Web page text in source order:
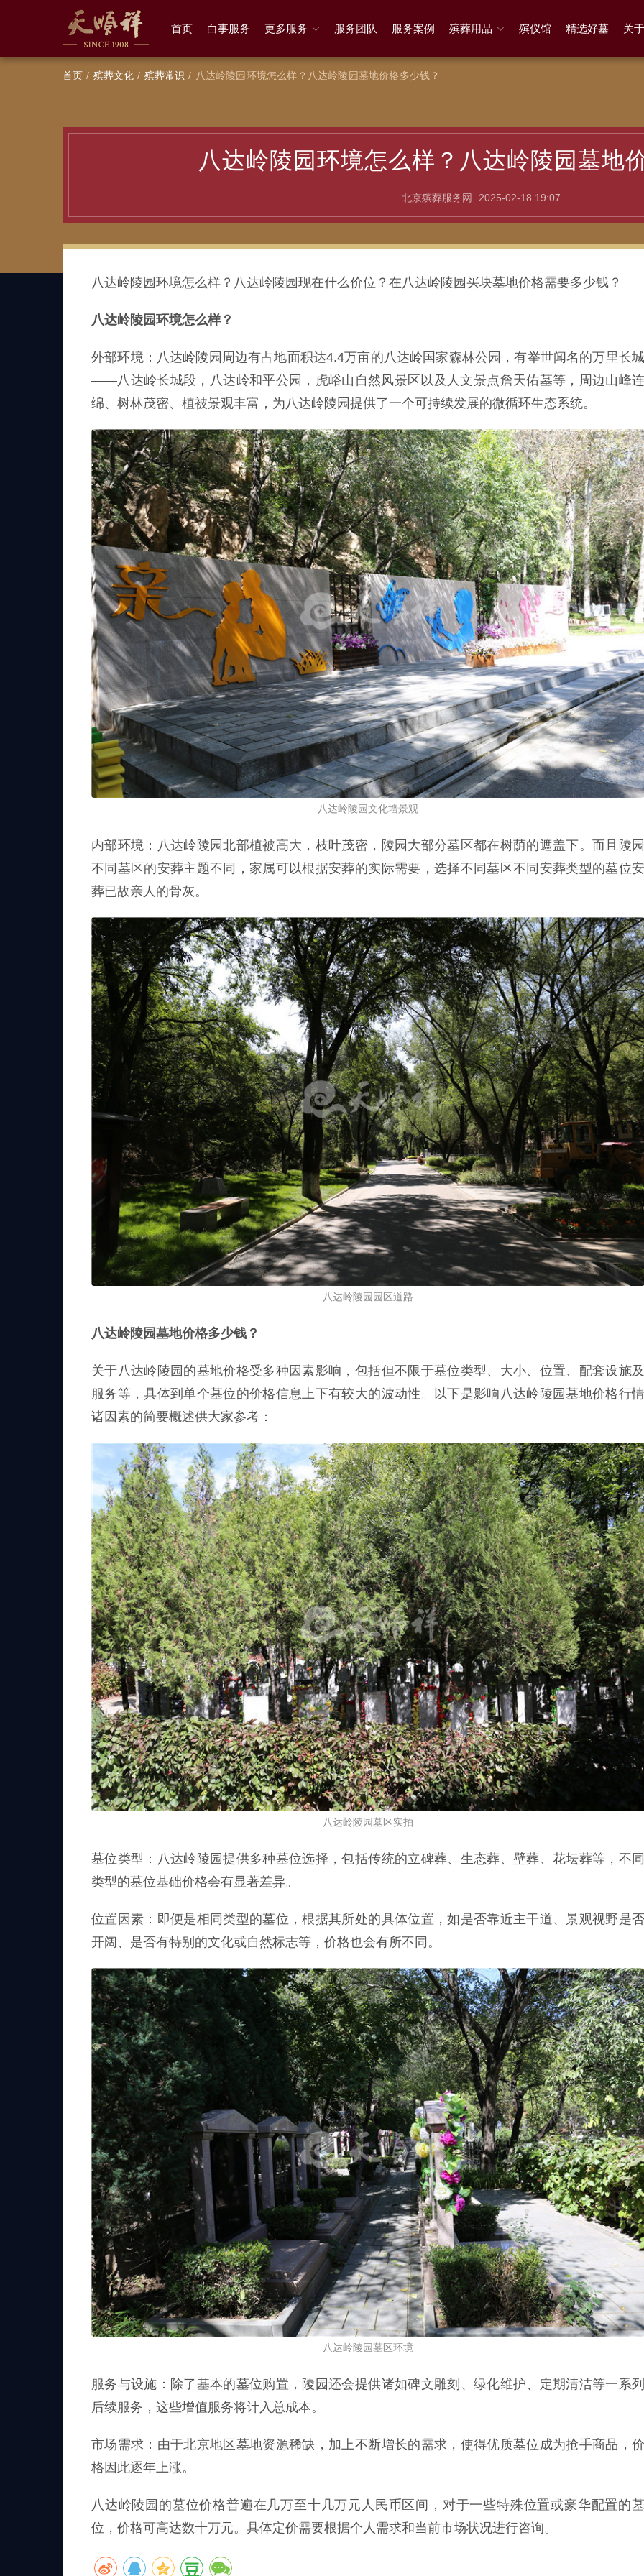
首页 白事服务 更多服务 服务团队 服务案例 殡葬用品 殡仪馆 精选好墓 关
首页 殡葬文化 殡葬常识 八达岭陵园环境怎么样？八达岭陵园墓地价格多少钱？
八达岭陵园环境怎么样？八达岭陵园墓地
北京殡葬服务网 2025-02-18 19:07
八达岭陵园环境怎么样？八达岭陵园现在什么价位？在八达岭陵园买块墓地价格需要多少钱？
八达岭陵园环境怎么样？
外部环境：八达岭陵园周边有占地面积达4.4万亩的八达岭国家森林公园，有举世闻名的万里长城
——八达岭长城段，八达岭和平公园，虎峪山自然风景区以及人文景点詹天佑墓等，周边山峰连
绵、树林茂密、植被景观丰富，为八达岭陵园提供了一个可持续发展的微循环生态系统。
八达岭陵园文化墙景观
内部环境：八达岭陵园北部植被高大，枝叶茂密，陵园大部分墓区都在树荫的遮盖下。而且陵园
不同墓区的安葬主题不同，家属可以根据安葬的实际需要，选择不同墓区不同安葬类型的墓位安
葬已故亲人的骨灰。
八达岭陵园园区道路
八达岭陵园墓地价格多少钱？
关于八达岭陵园的墓地价格受多种因素影响，包括但不限于墓位类型、大小、位置、配套设施及
服务等，具体到单个墓位的价格信息上下有较大的波动性。以下是影响八达岭陵园墓地价格行情
诸因素的简要概述供大家参考：
八达岭陵园墓区实拍
墓位类型：八达岭陵园提供多种墓位选择，包括传统的立碑葬、生态葬、壁葬、花坛葬等，不同
类型的墓位基础价格会有显著差异。
位置因素：即便是相同类型的墓位，根据其所处的具体位置，如是否靠近主干道、景观视野是否
开阔、是否有特别的文化或自然标志等，价格也会有所不同。
八达岭陵园墓区环境
服务与设施：除了基本的墓位购置，陵园还会提供诸如碑文雕刻、绿化维护、定期清洁等一系列
后续服务，这些增值服务将计入总成本。
市场需求：由于北京地区墓地资源稀缺，加上不断增长的需求，使得优质墓位成为抢手商品，价
格因此逐年上涨。
八达岭陵园的墓位价格普遍在几万至十几万元人民币区间，对于一些特殊位置或豪华配置的墓
位，价格可高达数十万元。具体定价需要根据个人需求和当前市场状况进行咨询。